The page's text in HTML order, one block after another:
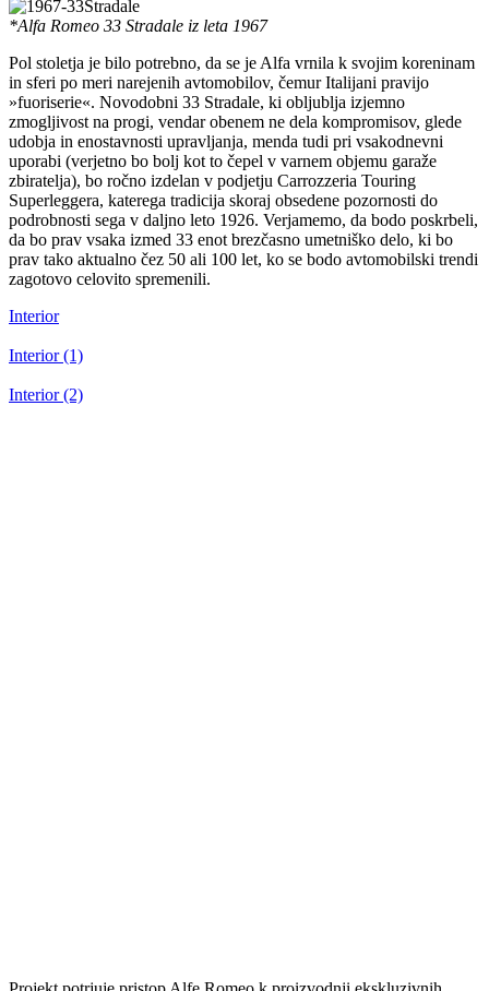
*Alfa Romeo 33 Stradale iz leta 1967
Pol stoletja je bilo potrebno, da se je Alfa vrnila k svojim koreninam
in sferi po meri narejenih avtomobilov, čemur Italijani pravijo
»fuoriserie«. Novodobni 33 Stradale, ki obljublja izjemno
zmogljivost na progi, vendar obenem ne dela kompromisov, glede
udobja in enostavnosti upravljanja, menda tudi pri vsakodnevni
uporabi (verjetno bo bolj kot to čepel v varnem objemu garaže
zbiratelja), bo ročno izdelan v podjetju Carrozzeria Touring
Superleggera, katerega tradicija skoraj obsedene pozornosti do
podrobnosti sega v daljno leto 1926. Verjamemo, da bodo poskrbeli,
da bo prav vsaka izmed 33 enot brezčasno umetniško delo, ki bo
prav tako aktualno čez 50 ali 100 let, ko se bodo avtomobilski trendi
zagotovo celovito spremenili.
Interior
Interior (1)
Interior (2)